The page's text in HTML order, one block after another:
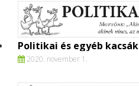
Politikai és egyéb kacsák
2020. november 1.